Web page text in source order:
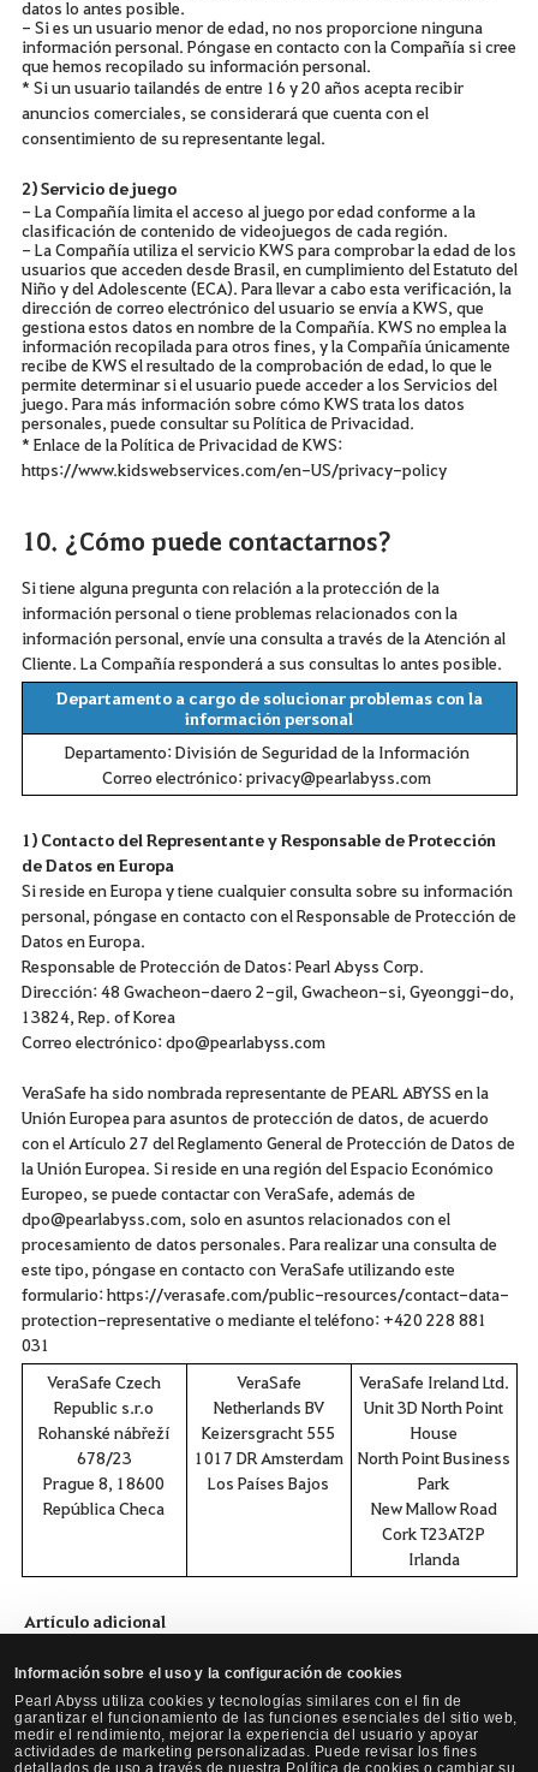
Información sobre el uso y la configuración de cookies
Pearl Abyss utiliza cookies y tecnologías similares con el fin de
garantizar el funcionamiento de las funciones esenciales del sitio web,
medir el rendimiento, mejorar la experiencia del usuario y apoyar
actividades de marketing personalizadas. Puede revisar los fines
datos lo antes posible.
- Si es un usuario menor de edad, no nos proporcione ninguna
información personal. Póngase en contacto con la Compañía si cree
que hemos recopilado su información personal.
* Si un usuario tailandés de entre 16 y 20 años acepta recibir
anuncios comerciales, se considerará que cuenta con el
consentimiento de su representante legal.
2) Servicio de juego
- La Compañía limita el acceso al juego por edad conforme a la
clasificación de contenido de videojuegos de cada región.
- La Compañía utiliza el servicio KWS para comprobar la edad de los
usuarios que acceden desde Brasil, en cumplimiento del Estatuto del
Niño y del Adolescente (ECA). Para llevar a cabo esta verificación, la
dirección de correo electrónico del usuario se envía a KWS, que
gestiona estos datos en nombre de la Compañía. KWS no emplea la
información recopilada para otros fines, y la Compañía únicamente
recibe de KWS el resultado de la comprobación de edad, lo que le
permite determinar si el usuario puede acceder a los Servicios del
juego. Para más información sobre cómo KWS trata los datos
personales, puede consultar su Política de Privacidad.
* Enlace de la Política de Privacidad de KWS:
https://www.kidswebservices.com/en-US/privacy-policy
10. ¿Cómo puede contactarnos?
Si tiene alguna pregunta con relación a la protección de la
información personal o tiene problemas relacionados con la
información personal, envíe una consulta a través de la Atención al
Cliente. La Compañía responderá a sus consultas lo antes posible.
Departamento a cargo de solucionar problemas con la
información personal
Departamento: División de Seguridad de la Información
Correo electrónico: privacy@pearlabyss.com
1) Contacto del Representante y Responsable de Protección
de Datos en Europa
Si reside en Europa y tiene cualquier consulta sobre su información
personal, póngase en contacto con el Responsable de Protección de
Datos en Europa.
Responsable de Protección de Datos: Pearl Abyss Corp.
Dirección: 48 Gwacheon-daero 2-gil, Gwacheon-si, Gyeonggi-do,
13824, Rep. of Korea
Correo electrónico: dpo@pearlabyss.com
VeraSafe ha sido nombrada representante de PEARL ABYSS en la
Unión Europea para asuntos de protección de datos, de acuerdo
con el Artículo 27 del Reglamento General de Protección de Datos de
la Unión Europea. Si reside en una región del Espacio Económico
Europeo, se puede contactar con VeraSafe, además de
dpo@pearlabyss.com, solo en asuntos relacionados con el
procesamiento de datos personales. Para realizar una consulta de
este tipo, póngase en contacto con VeraSafe utilizando este
formulario:https://verasafe.com/public-resources/contact-data-
protection-representative o mediante el teléfono: +420 228 881
031
VeraSafe Czech
Republic s.r.o
Rohanské nábřeží
678/23
Prague 8, 18600
República Checa
VeraSafe
Netherlands BV
Keizersgracht 555
1017 DR Amsterdam
Los Países Bajos
VeraSafe Ireland Ltd.
Unit 3D North Point
House
North Point Business
Park
New Mallow Road
Cork T23AT2P
Irlanda
Artículo adicional
2026.
Imprimir